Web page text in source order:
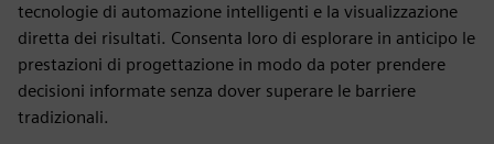
tecnologie di automazione intelligenti e la visualizzazione
diretta dei risultati. Consenta loro di esplorare in anticipo le
prestazioni di progettazione in modo da poter prendere
decisioni informate senza dover superare le barriere
tradizionali.